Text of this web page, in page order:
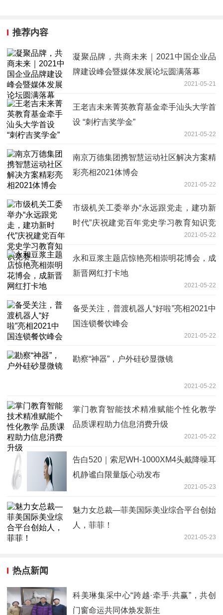
推荐内容
凝聚品牌，共商未来｜2021中国企业品
牌建设峰会暨媒体发展论坛圆满落幕
2021-05-21
王老吉未来菁英教育基金牵手汕头大学首
设 “刺柠吉奖学金”
2021-05-22
南京万德集团携智慧运动社区解决方案精
彩亮相2021体博会
2021-05-22
市级机关工委举办“永远跟党走，建功新
时代”庆祝建党百年党史学习教育知识竞
2021-05-22
永和豆浆主题店惊艳亮相崇明花博会，成
新晋网红打卡地
2021-05-22
备受关注，普渡机器人“好啦”亮相2021中
国连锁餐饮峰会
2021-05-22
勘察“神器”，户外硅砂显微镜
2021-05-22
掌门教育智能技术精准赋能个性化教学
品质课程助力信息消费升级
2021-05-22
告白520｜索尼WH-1000XM4头戴降噪耳
机静谧白限量版心动发布
2021-05-23
魅力女总裁—菲美国际美业综合平台创始
人，菲菲！
2021-05-23
热点新闻
科美琳集采中心“跨越·牵手·共赢”，共创
门窗命运共同体焕发新生